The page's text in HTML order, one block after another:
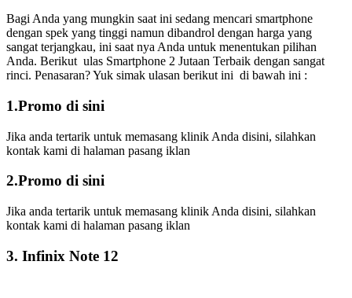
Bagi Anda yang mungkin saat ini sedang mencari smartphone
dengan spek yang tinggi namun dibandrol dengan harga yang
sangat terjangkau, ini saat nya Anda untuk menentukan pilihan
Anda. Berikut ulas Smartphone 2 Jutaan Terbaik dengan sangat
rinci. Penasaran? Yuk simak ulasan berikut ini di bawah ini :
1.Promo di sini
Jika anda tertarik untuk memasang klinik Anda disini, silahkan
kontak kami di halaman pasang iklan
2.Promo di sini
Jika anda tertarik untuk memasang klinik Anda disini, silahkan
kontak kami di halaman pasang iklan
3. Infinix Note 12